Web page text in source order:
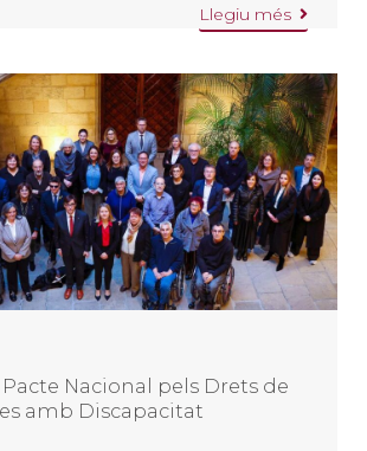
Llegiu més
Nacional pels Drets de
amb Discapacitat